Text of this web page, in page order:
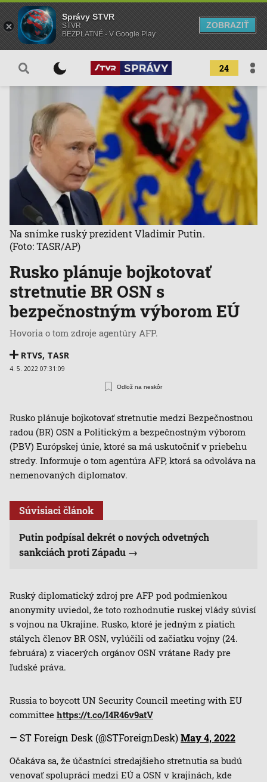
24
Rusko plánuje bojkotovať
stretnutie BR OSN s
bezpečnostným výborom EÚ
Hovoria o tom zdroje agentúry AFP.
RTVS, TASR
4. 5. 2022 07:31:09
Odlož na neskôr
Na snímke ruský prezident Vladimir Putin.
(Foto: TASR/AP)
Rusko plánuje bojkotovať stretnutie medzi Bezpečnostnou
radou (BR) OSN a Politickým a bezpečnostným výborom
(PBV) Európskej únie, ktoré sa má uskutočniť v priebehu
stredy. Informuje o tom agentúra AFP, ktorá sa odvoláva na
nemenovaných diplomatov.
Súvisiaci článok
Putin podpísal dekrét o nových odvetných
sankciách proti Západu
Ruský diplomatický zdroj pre AFP pod podmienkou
anonymity uviedol, že toto rozhodnutie ruskej vlády súvisí
s vojnou na Ukrajine. Rusko, ktoré je jedným z piatich
stálych členov BR OSN, vylúčili od začiatku vojny (24.
februára) z viacerých orgánov OSN vrátane Rady pre
ľudské práva.
Russia to boycott UN Security Council meeting with EU
committee https://t.co/I4R46v9atV
— ST Foreign Desk (@STForeignDesk)May 4, 2022
Očakáva sa, že účastníci stredajšieho stretnutia sa budú
venovať spolupráci medzi EÚ a OSN v krajinách, kde
Správy STVR
STVR
BEZPLATNÉ - V Google Play
ZOBRAZIŤ